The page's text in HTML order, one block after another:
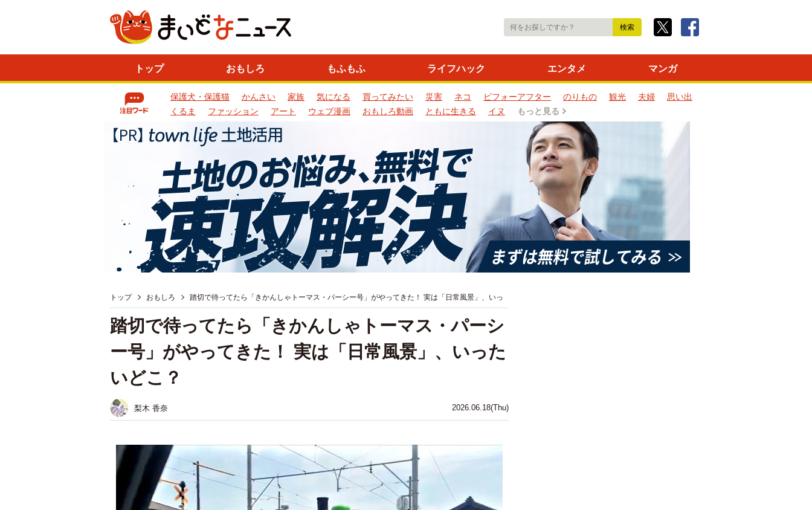
トップ おもしろ もふもふ ライフハック エンタメ マンガ
保護犬・保護猫 かんさい 家族 気になる 買ってみたい 災害 ネコ ビフォーアフター のりもの 観光 夫婦
思い出
くるま
ファッション アート ウェブ漫画 おもしろ動画 ともに生きる イヌ もっと見る
トップ おもしろ 踏切で待ってたら「きかんしゃトーマス・パーシー号」がやってきた！ 実は「日常風景」、いっ
2026.06.18(Thu)
踏切で待ってたら「きかんしゃトーマス・パーシ
ー号」がやってきた！ 実は「日常風景」、いった
いどこ？
梨木 香奈